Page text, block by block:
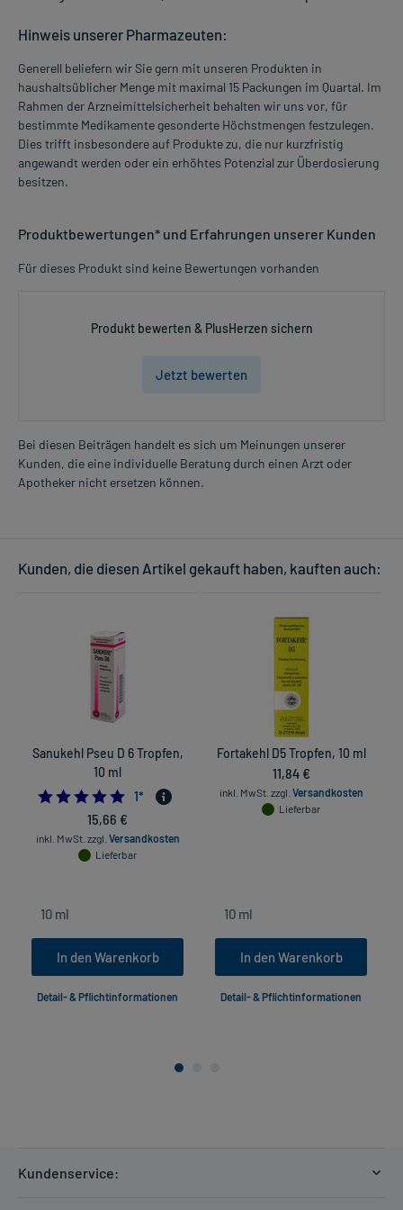
Hinweis unserer Pharmazeuten:
Generell beliefern wir Sie gern mit unseren Produkten in
haushaltsüblicher Menge mit maximal 15 Packungen im Quartal. Im
Rahmen der Arzneimittelsicherheit behalten wir uns vor, für
bestimmte Medikamente gesonderte Höchstmengen festzulegen.
Dies trifft insbesondere auf Produkte zu, die nur kurzfristig
angewandt werden oder ein erhöhtes Potenzial zur Überdosierung
besitzen.
Produktbewertungen* und Erfahrungen unserer Kunden
Für dieses Produkt sind keine Bewertungen vorhanden
Produkt bewerten & PlusHerzen sichern
Jetzt bewerten
Bei diesen Beiträgen handelt es sich um Meinungen unserer
Kunden, die eine individuelle Beratung durch einen Arzt oder
Apotheker nicht ersetzen können.
Kunden, die diesen Artikel gekauft haben, kauften auch:
Sanukehl Pseu D 6 Tropfen,
10 ml
5.0
1*
15,66 €
inkl. MwSt. zzgl. Versandkosten
Lieferbar
In den Warenkorb
Detail- & Pflichtinformationen
Fortakehl D5 Tropfen, 10 ml
11,84 €
inkl. MwSt. zzgl. Versandkosten
Lieferbar
In den Warenkorb
Detail- & Pflichtinformationen
Kundenservice: